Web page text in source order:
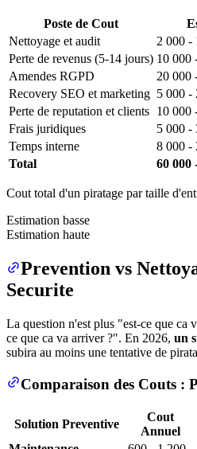
Poste de Cout
Nettoyage et audit
2 000 -
Perte de revenus (5-14 jours) 10 000
Amendes RGPD
20 000
Recovery SEO et marketing 5 000 -
Perte de reputation et clients 10 000
Frais juridiques
5 000 -
Temps interne
8 000 -
Total
60 000
Cout total d'un piratage par taille
Estimation basse
Estimation haute
Prevention vs
Securite
La question n'est plus "est-ce que ca
ce que ca va arriver ?". En 2026, un
subira au moins une tentative de
Comparaison des Couts :
Solution Preventive
Cout
Annuel